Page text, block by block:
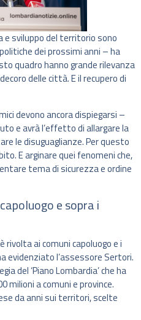
e sviluppo del territorio sono
dei prossimi anni – ha
quadro hanno grande rilevanza
delle città. E il recupero di
devono ancora dispiegarsi –
e avrà l’effetto di allargare la
le disuguaglianze. Per questo
E arginare quei fenomeni che,
tema di sicurezza e ordine
e sopra i
ai comuni capoluogo e i
evidenziato l’assessore Sertori.
del ‘Piano Lombardia’ che ha
milioni a comuni e province.
da anni sui territori, scelte